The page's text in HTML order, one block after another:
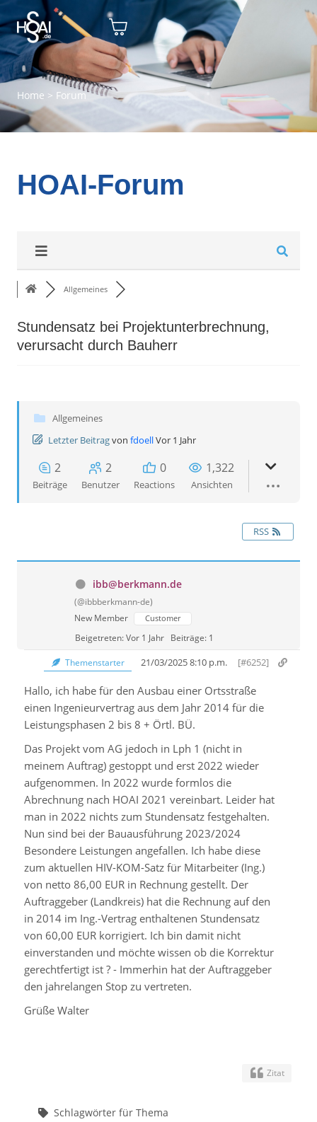
Home > Forum
HOAI-Forum
Allgemeines
Stundensatz bei Projektunterbrechnung,
verursacht durch Bauherr
Allgemeines
Letzter Beitragvon fdoellVor 1 Jahr
2
Beiträge
2
Benutzer
0
Reactions
1,322
Ansichten
RSS
ibb@berkmann.de
(@ibbberkmann-de)
New Member
Customer
Beigetreten: Vor 1 Jahr Beiträge: 1
Themenstarter 21/03/2025 8:10 p.m. [#6252]
Hallo, ich habe für den Ausbau einer Ortsstraße
einen Ingenieurvertrag aus dem Jahr 2014 für die
Leistungsphasen 2 bis 8 + Örtl. BÜ.
Das Projekt vom AG jedoch in Lph 1 (nicht in
meinem Auftrag) gestoppt und erst 2022 wieder
aufgenommen. In 2022 wurde formlos die
Abrechnung nach HOAI 2021 vereinbart. Leider hat
man in 2022 nichts zum Stundensatz festgehalten.
Nun sind bei der Bauausführung 2023/2024
Besondere Leistungen angefallen. Ich habe diese
zum aktuellen HIV-KOM-Satz für Mitarbeiter (Ing.)
von netto 86,00 EUR in Rechnung gestellt. Der
Auftraggeber (Landkreis) hat die Rechnung auf den
in 2014 im Ing.-Vertrag enthaltenen Stundensatz
von 60,00 EUR korrigiert. Ich bin damit nicht
einverstanden und möchte wissen ob die Korrektur
gerechtfertigt ist ? - Immerhin hat der Auftraggeber
den jahrelangen Stop zu vertreten.
Grüße Walter
Zitat
Schlagwörter für Thema